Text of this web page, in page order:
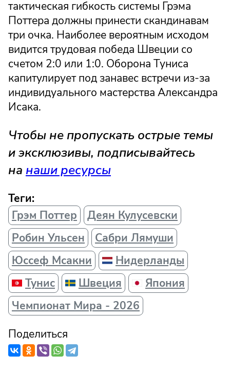
тактическая гибкость системы Грэма
Поттера должны принести скандинавам
три очка. Наиболее вероятным исходом
видится трудовая победа Швеции со
счетом 2:0 или 1:0. Оборона Туниса
капитулирует под занавес встречи из-за
индивидуального мастерства Александра
Исака.
Чтобы не пропускать острые темы
и эксклюзивы, подписывайтесь
на наши ресурсы
Теги:
Грэм Поттер
Деян Кулусевски
Робин Ульсен
Сабри Лямуши
Юссеф Мсакни
Нидерланды
Тунис
Швеция
Япония
Чемпионат Мира - 2026
Поделиться